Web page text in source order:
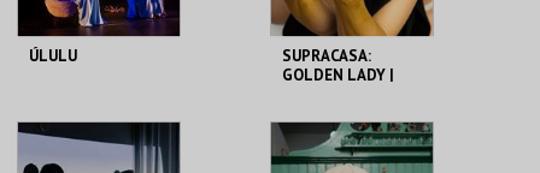
ÚLULU
THEATRO CIRCO
SUPRACASA:
GOLDEN LADY |
THEATRO CIRCO